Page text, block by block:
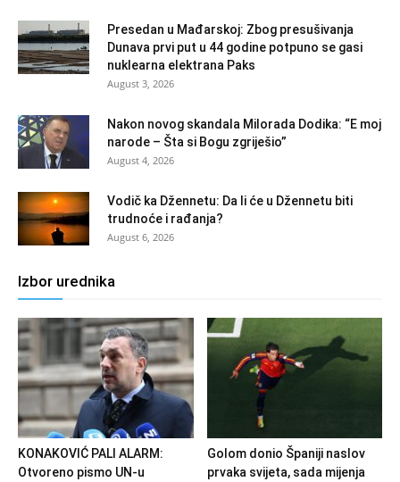
Presedan u Mađarskoj: Zbog presušivanja
Dunava prvi put u 44 godine potpuno se gasi
nuklearna elektrana Paks
August 3, 2026
Nakon novog skandala Milorada Dodika: “E moj
narode – Šta si Bogu zgriješio”
August 4, 2026
Vodič ka Džennetu: Da li će u Džennetu biti
trudnoće i rađanja?
August 6, 2026
Izbor urednika
KONAKOVIĆ PALI ALARM:
Otvoreno pismo UN-u
Golom donio Španiji naslov
prvaka svijeta, sada mijenja